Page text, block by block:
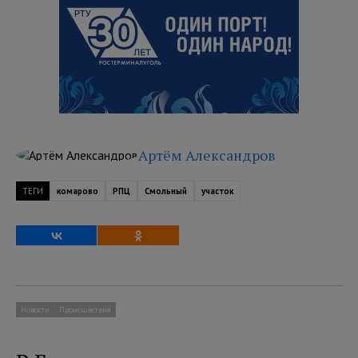
Артём Александров
ТЕГИ комарово РПЦ Смольный участок
Новости Происшествия